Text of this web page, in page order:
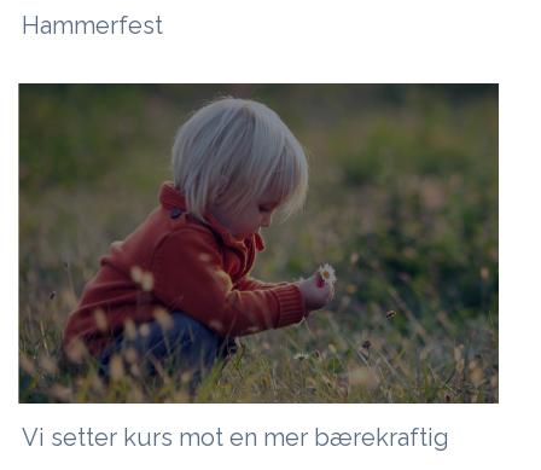
Hammerfest
Vi setter kurs mot en mer bærekraftig